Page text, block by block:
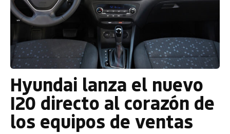
Hyundai lanza el nuevo
I20 directo al corazón de
los equipos de ventas